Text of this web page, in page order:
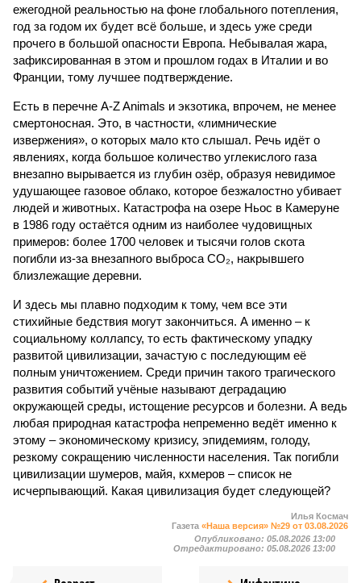
ежегодной реальностью на фоне глобального потепления,
год за годом их будет всё больше, и здесь уже среди
прочего в большой опасности Европа. Небывалая жара,
зафиксированная в этом и прошлом годах в Италии и во
Франции, тому лучшее подтверждение.
Есть в перечне A-Z Animals и экзотика, впрочем, не менее
смертоносная. Это, в частности, «лимнические
извержения», о которых мало кто слышал. Речь идёт о
явлениях, когда большое количество углекислого газа
внезапно вырывается из глубин озёр, образуя невидимое
удушающее газовое облако, которое безжалостно убивает
людей и животных. Катастрофа на озере Ньос в Камеруне
в 1986 году остаётся одним из наиболее чудовищных
примеров: более 1700 человек и тысячи голов скота
погибли из-за внезапного выброса CO₂, накрывшего
близлежащие деревни.
И здесь мы плавно подходим к тому, чем все эти
стихийные бедствия могут закончиться. А именно – к
социальному коллапсу, то есть фактическому упадку
развитой цивилизации, зачастую с последующим её
полным уничтожением. Среди причин такого трагического
развития событий учёные называют деградацию
окружающей среды, истощение ресурсов и болезни. А ведь
любая природная катастрофа непременно ведёт именно к
этому – экономическому кризису, эпидемиям, голоду,
резкому сокращению численности населения. Так погибли
цивилизации шумеров, майя, кхмеров – список не
исчерпывающий. Какая цивилизация будет следующей?
Илья Космач
Газета «Наша версия» №29 от 03.08.2026
Опубликовано: 05.08.2026 13:00
Отредактировано: 05.08.2026 13:00